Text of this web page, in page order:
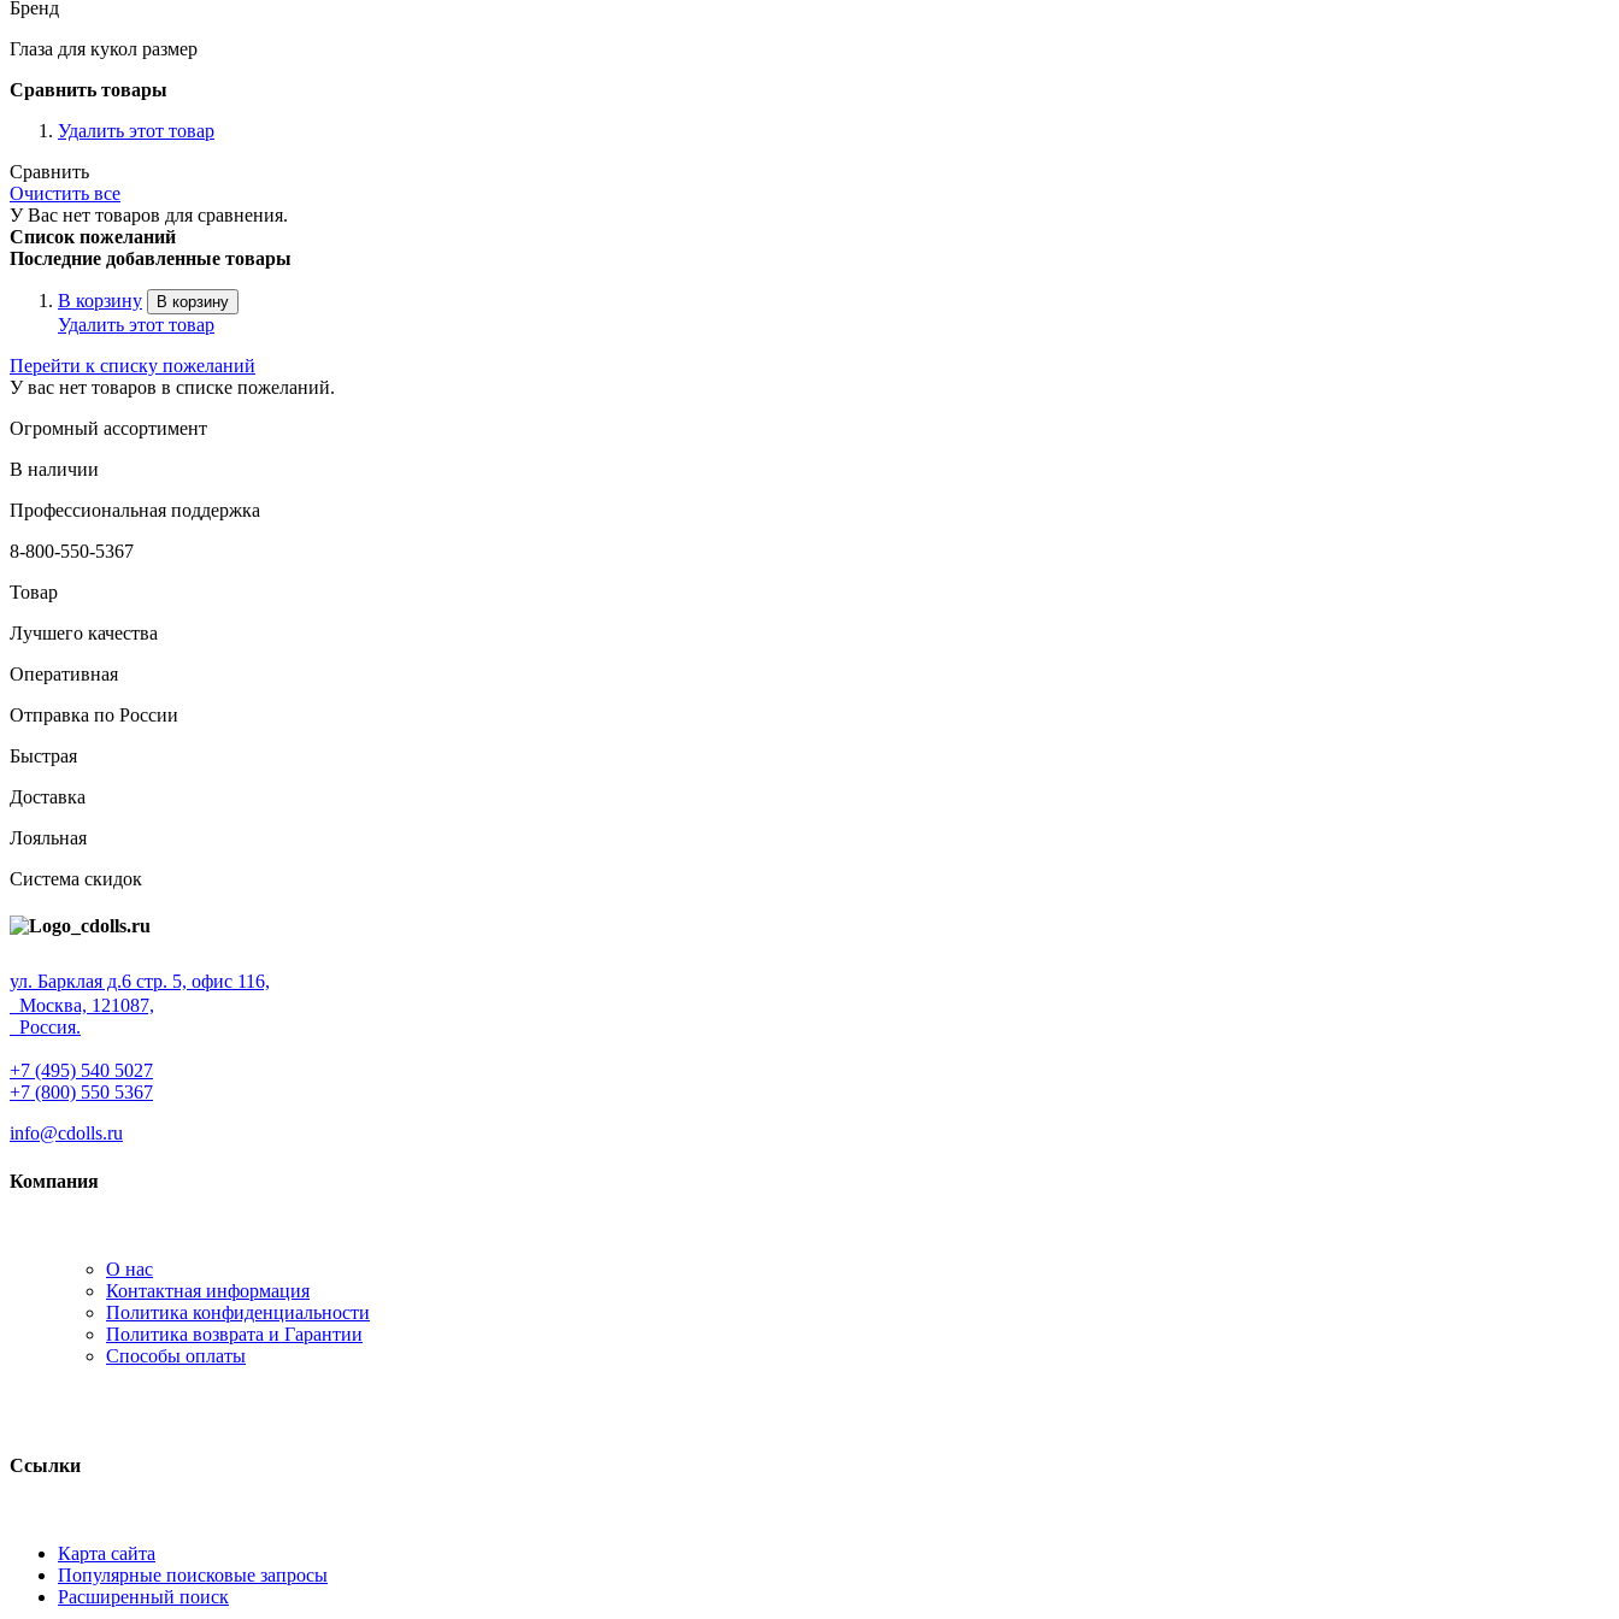
Бренд
Глаза для кукол размер
Сравнить товары
Удалить этот товар
Сравнить
Очистить все
У Вас нет товаров для сравнения.
Список пожеланий
Последние добавленные товары
В корзину В корзину
Удалить этот товар
Перейти к списку пожеланий
У вас нет товаров в списке пожеланий.
Огромный ассортимент
В наличии
Профессиональная поддержка
8-800-550-5367
Товар
Лучшего качества
Оперативная
Отправка по России
Быстрая
Доставка
Лояльная
Система скидок
ул. Барклая д.6 стр. 5, офис 116,
Москва, 121087,
Россия.
+7 (495) 540 5027
+7 (800) 550 5367
info@cdolls.ru
Компания
О нас
Контактная информация
Политика конфиденциальности
Политика возврата и Гарантии
Способы оплаты
Ссылки
Карта сайта
Популярные поисковые запросы
Расширенный поиск